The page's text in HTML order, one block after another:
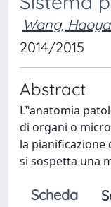
Wang,
2014/2015
Abstract
L‟anatomia
di organi o
la pianificazione
si sospetta una
Scheda